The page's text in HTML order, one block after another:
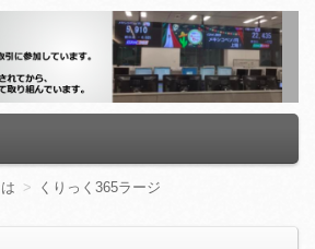
くりっく365ラージ